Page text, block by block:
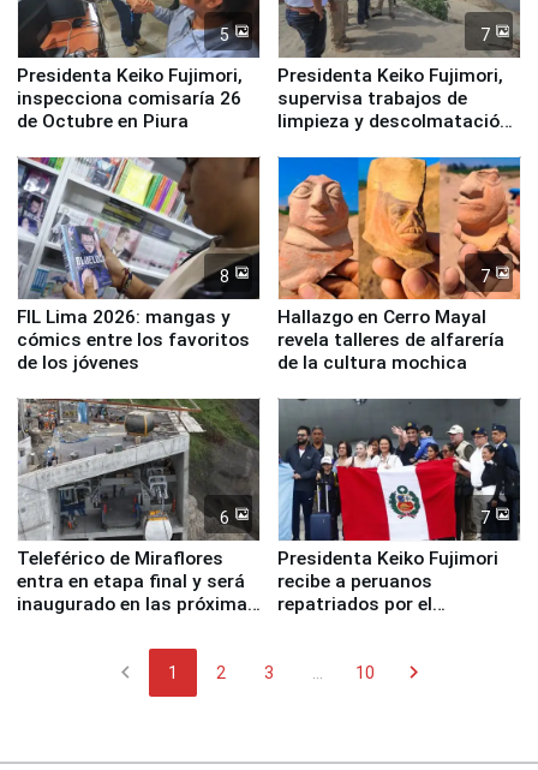
5
Presidenta Keiko Fujimori,
inspecciona comisaría 26
de Octubre en Piura
7
Presidenta Keiko Fujimori,
supervisa trabajos de
limpieza y descolmatación
8
FIL Lima 2026: mangas y
cómics entre los favoritos
de los jóvenes
7
Hallazgo en Cerro Mayal
revela talleres de alfarería
de la cultura mochica
6
Teleférico de Miraflores
entra en etapa final y será
inaugurado en las próximas
7
Presidenta Keiko Fujimori
recibe a peruanos
repatriados por el
chevron_left 1 2 3 10 chevron_right